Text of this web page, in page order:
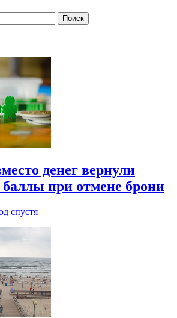
денег вернули
при отмене брони
спустя